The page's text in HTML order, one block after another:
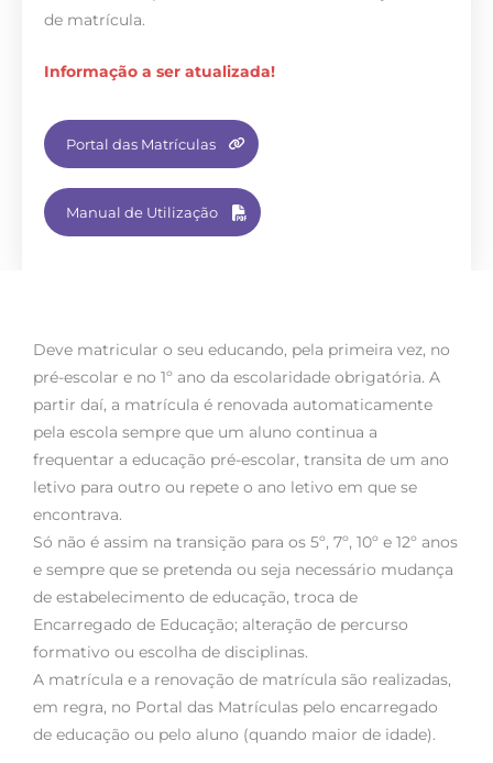
de matrícula.
Informação a ser atualizada!
Portal das Matrículas
Manual de Utilização
Deve matricular o seu educando, pela primeira vez, no
pré-escolar e no 1º ano da escolaridade obrigatória. A
partir daí, a matrícula é renovada automaticamente
pela escola sempre que um aluno continua a
frequentar a educação pré-escolar, transita de um ano
letivo para outro ou repete o ano letivo em que se
encontrava.
Só não é assim na transição para os 5º, 7º, 10º e 12º anos
e sempre que se pretenda ou seja necessário mudança
de estabelecimento de educação, troca de
Encarregado de Educação; alteração de percurso
formativo ou escolha de disciplinas.
A matrícula e a renovação de matrícula são realizadas,
em regra, no Portal das Matrículas pelo encarregado
de educação ou pelo aluno (quando maior de idade).